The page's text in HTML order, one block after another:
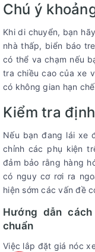
Chú ý
Khi di chuyển, bạn
nhà thấp, biển báo
có thể va chạm nếu
tra chiều cao của xe
có không gian hạn
Kiểm tra
Nếu bạn đang lái xe
chỉnh các phụ kiện
đảm bảo rằng hàng
có nguy cơ rơi ra
hiện sớm các vấn đề
Hướng dẫn
chuẩn
Việc lắp đặt giá nóc